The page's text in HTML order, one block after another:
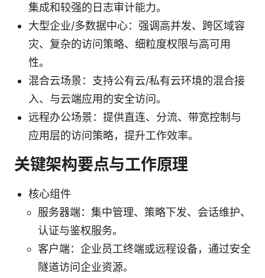
集成和较强的日志审计能力。
大型企业/多数据中心：强调高并发、跨区域容
灾、复杂的访问策略、细粒度权限与高可用
性。
混合云场景：支持公有云/私有云环境的混合接
入、与云端应用的安全访问。
远程办公场景：提供直连、分流、带宽控制与
应用层的访问策略，提升工作效率。
关键架构要点与工作原理
核心组件
服务器端：集中管理、策略下发、会话维护、
认证与鉴权服务。
客户端：企业员工终端或远程设备，通过安全
隧道访问企业资源。